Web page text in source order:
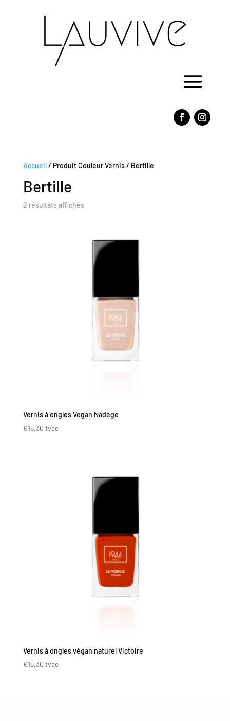
Accueil / Produit Couleur Vernis / Bertille
Bertille
2 résultats affichés
Vernis à ongles Vegan Nadège
€15,30 tvac
Vernis à ongles végan naturel Victoire
€15,30 tvac